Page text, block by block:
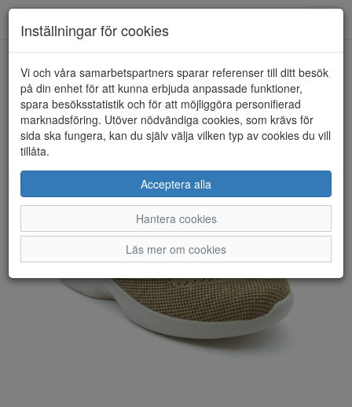
HEM CC RESORT
Inställningar för cookies
Vi och våra samarbetspartners sparar referenser till ditt besök
på din enhet för att kunna erbjuda anpassade funktioner,
spara besöksstatistik och för att möjliggöra personifierad
marknadsföring. Utöver nödvändiga cookies, som krävs för
sida ska fungera, kan du själv välja vilken typ av cookies du vill
tillåta.
Acceptera alla
Hantera cookies
Läs mer om cookies